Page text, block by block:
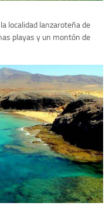
localidad lanzaroteña de
playas y un montón de